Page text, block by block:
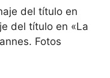
del título en «La
Fotos